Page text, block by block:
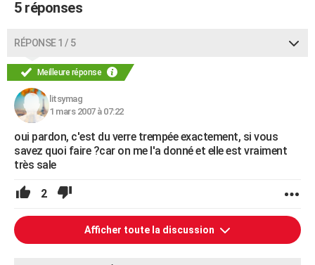
Bricolage
Lifestyle
Culture
Sport
Auto
Television
Voyage
Cinema
5 réponses
RÉPONSE 1 / 5
Meilleure réponse
litsymag
1 mars 2007 à 07:22
oui pardon, c'est du verre trempée exactement, si vous
savez quoi faire ?car on me l'a donné et elle est vraiment
très sale
2
Afficher toute la discussion